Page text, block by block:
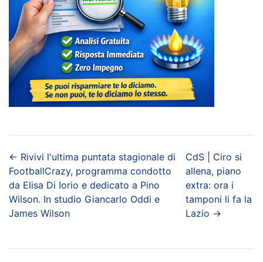
← Rivivi l'ultima puntata stagionale di
FootballCrazy, programma condotto
da Elisa Di Iorio e dedicato a Pino
Wilson. In studio Giancarlo Oddi e
James Wilson
CdS | Ciro si
allena, piano
extra: ora i
tamponi li fa la
Lazio →